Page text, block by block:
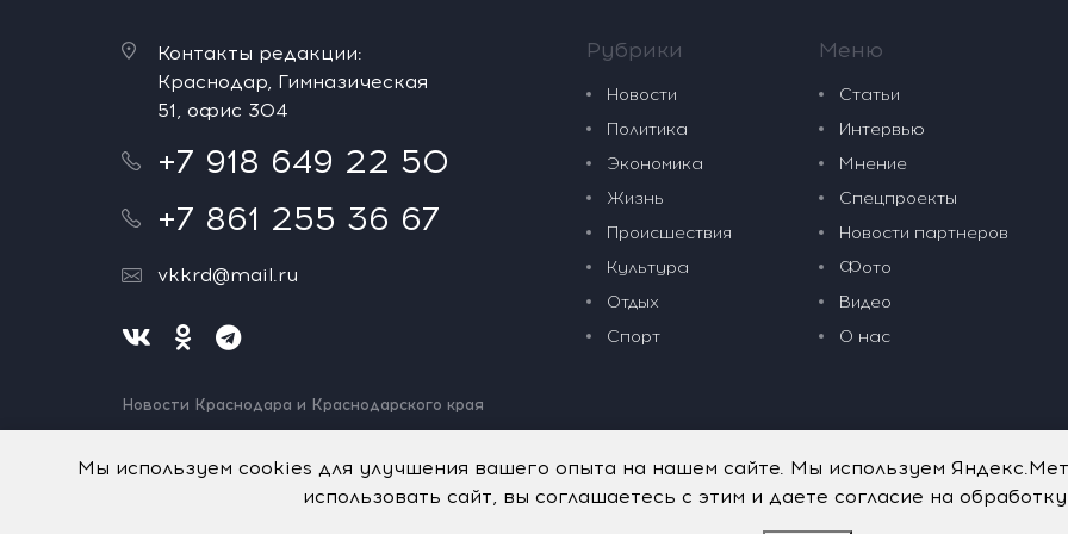
Контакты редакции:
Краснодар, Гимназическая
51, офис 304
+7 918 649 22 50
+7 861 255 36 67
vkkrd@mail.ru
Новости Краснодара и Краснодарского края
Нашли ошибку? Выделите и нажмите Ctrl+Enter.
Рубрики
Новости
Политика
Экономика
Жизнь
Происшествия
Культура
Отдых
Спорт
Меню
Статьи
Интервью
Мнение
Спецпроекты
Новости партнеров
Фото
Видео
О нас
Мы используем cookies для улучшения вашего опыта на нашем сайте. Мы используем
использовать сайт, вы соглашаетесь с этим и даете согласие на